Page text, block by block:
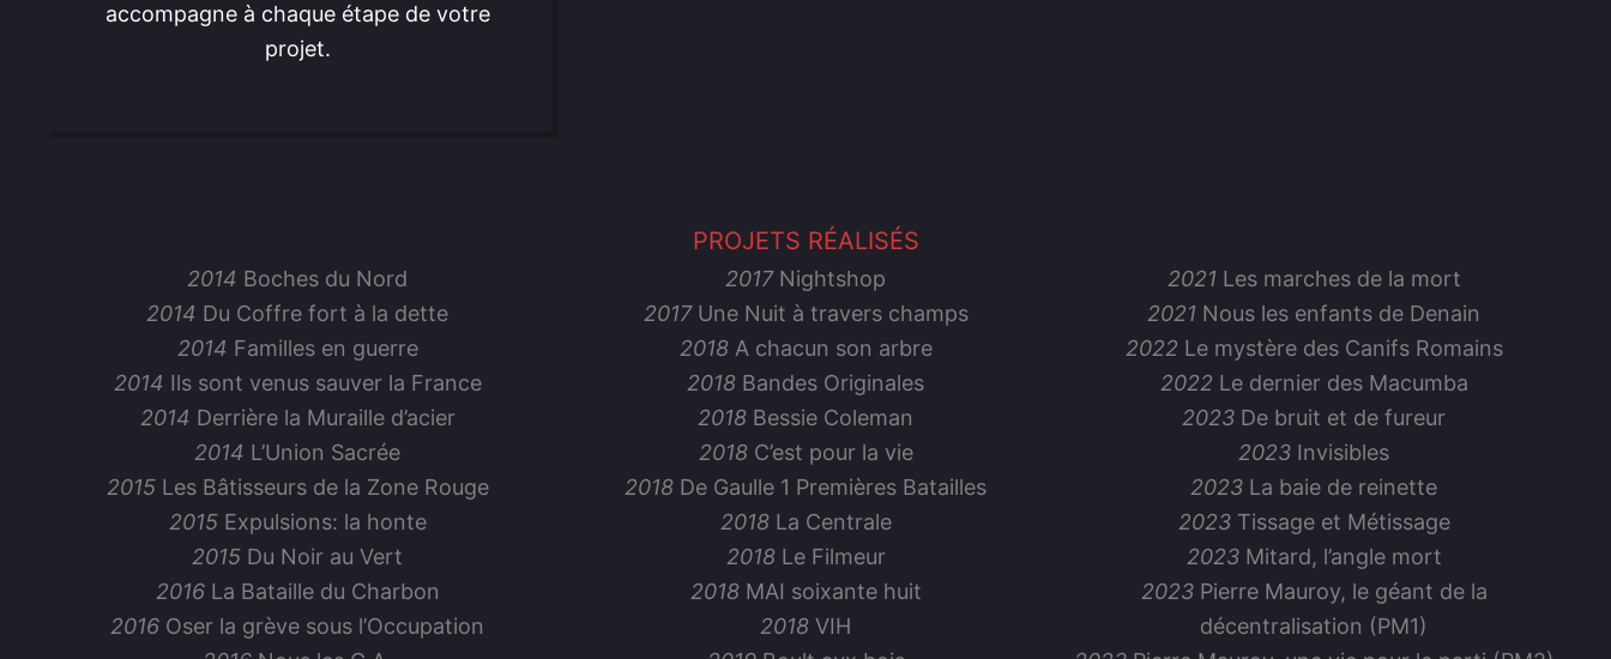
accompagne à chaque étape de votre
projet.
PROJETS RÉALISÉS
2014 Boches du Nord
2014 Du Coffre fort à la dette
2014 Familles en guerre
2014 Ils sont venus sauver la France
2014 Derrière la Muraille d’acier
2014 L’Union Sacrée
2015Les Bâtisseurs de la Zone Rouge
2015Expulsions: la honte
2015 Du Noir au Vert
2016La Bataille du Charbon
2016 Oser la grève sous l’Occupation
2017Nightshop
2017Une Nuit à travers champs
2018A chacun son arbre
2018 Bandes Originales
2018 Bessie Coleman
2018C’est pour la vie
2018 De Gaulle 1 Premières Batailles
2018La Centrale
2018Le Filmeur
2018MAI soixante huit
2018 VIH
2021 Les marches de la mort
2021 Nous les enfants de Denain
2022 Le mystère des Canifs Romains
2022 Le dernier des Macumba
2023 De bruit et de fureur
2023 Invisibles
2023 La baie de reinette
2023Tissage et Métissage
2023Mitard, l’angle mort
2023Pierre Mauroy, le géant de la
décentralisation (PM1)